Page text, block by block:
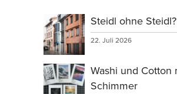
Steidl ohne Steidl?
22. Juli 2026
Washi und Cotton
Schimmer